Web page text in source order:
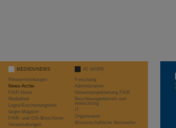
MEDIEN/NEWS
Pressemitteilungen
News-Archiv
FAIR-News
Mediathek
Logos/Erscheinungsbild
target-Magazin
FAIR- und GSI-Broschüren
Veranstaltungen
AT WORK
Forschung
Administration
Gesamtprojektleitung FAIR
Beschleunigerbetrieb und -
entwicklung
IT
Organisation
Wissenschaftliche Netzwerke